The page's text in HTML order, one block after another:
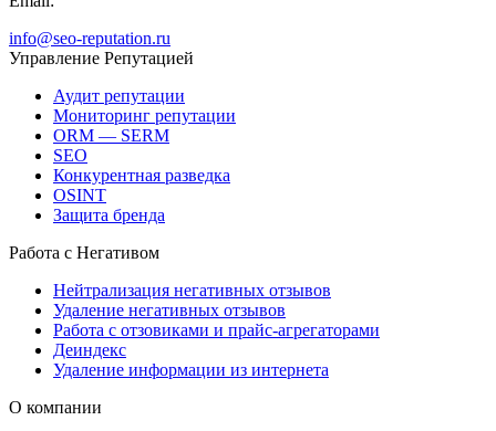
info@seo-reputation.ru
Управление Репутацией
Аудит репутации
Мониторинг репутации
ORM — SERM
SEO
Конкурентная разведка
OSINT
Защита бренда
Работа с Негативом
Нейтрализация негативных отзывов
Удаление негативных отзывов
Работа с отзовиками и прайс-агрегаторами
Деиндекс
Удаление информации из интернета
О компании